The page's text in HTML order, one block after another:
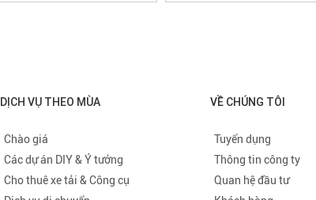
DỊCH VỤ THEO MÙA
Chào giá
Các dự án DIY & Ý tưởng
Cho thuê xe tải & Công cụ
VỀ CHÚNG TÔI
Tuyển dụng
Thông tin công ty
Quan hệ đầu tư